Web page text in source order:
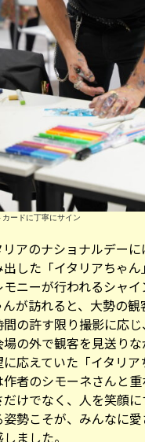
カードに丁寧にサイン
アのナショナルデー
ニーが行われるシャイ
が訪れると、大勢の観
の許す限り撮影に応じ
の外で観客を見送りな
応えていた「イタリア
者のシモーネさんと
けでなく、人を笑顔に
勢こそが、みんなに愛
ました。